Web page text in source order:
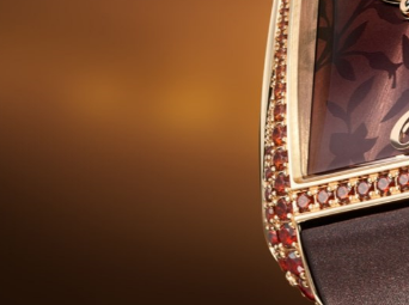
郑州市二七区民主路10号华润大厦29层
太原市迎泽区迎泽街道解放路15号亨得利
沈阳市沈河区中街路137号亨得利名表维修
沈阳市沈河区中街路83号亨得利名表维修
乌鲁木齐市天山区红山路26号时代广场（
温州市鹿城区锦绣路1067号置信广场10层
哈尔滨市南岗区东大直街146号上和置地广
大连市中山区人民路15号国际金融大厦7层
佛山市禅城区季华五路57号万科金融中心C